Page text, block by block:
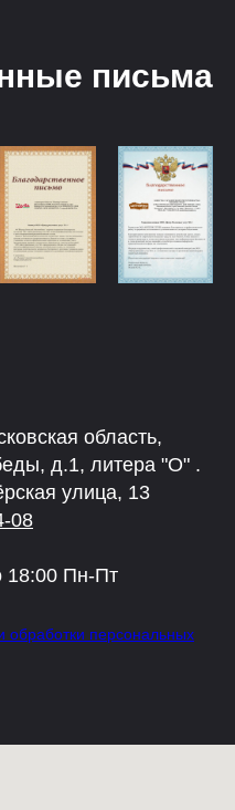
письма
область,
д.1, литера "О" .
улица, 13
08
18:00 Пн-Пт
обработки персональных